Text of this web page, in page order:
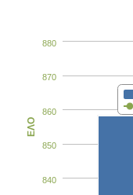
840
850
860
870
880
ΕΛΟ